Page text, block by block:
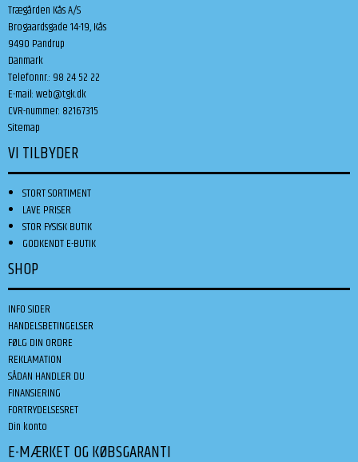
Trægården Kås A/S
Brogaardsgade 14-19, Kås
9490 Pandrup
Danmark
Telefonnr.: 98 24 52 22
E-mail:web@tgk.dk
CVR-nummer: 82167315
Sitemap
VI TILBYDER
STORT SORTIMENT
LAVE PRISER
STOR FYSISK BUTIK
GODKENDT E-BUTIK
SHOP
INFO SIDER
HANDELSBETINGELSER
FØLG DIN ORDRE
REKLAMATION
SÅDAN HANDLER DU
FINANSIERING
FORTRYDELSESRET
Din konto
E-MÆRKET OG KØBSGARANTI